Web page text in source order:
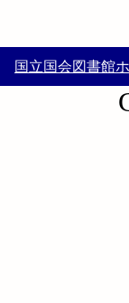
国立国会図書館